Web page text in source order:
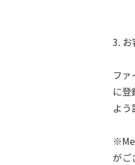
3. お
フ
に
よう
がご